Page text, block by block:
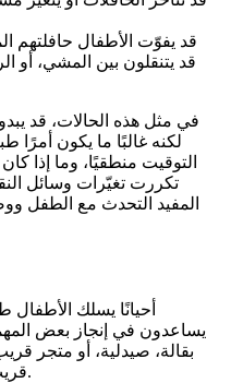
قد يفوّت الأطفال حافلتهم
قد يتنقلون بين المشي، أو
في مثل هذه الحالات، قد
لكنه غالبًا ما يكون أمرًا
التوقيت منطقيًا، وما إذا
تكررت تغيّرات وسائل
المفيد التحدث مع الطفل
أحيانًا يسلك الأطفال
يساعدون في إنجاز بعض
بقالة، صيدلية، أو متجر
قريب لالتقاط شيء يحتاجه أحد الوالدين.